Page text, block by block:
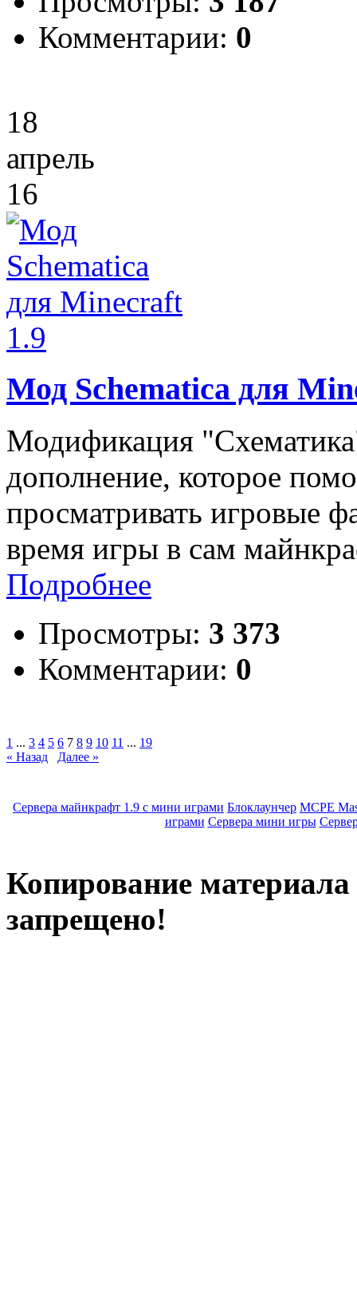
Комментарии: 0
18
апрель
16
Мод Schematica для
Модификация
дополнение, которое
просматривать игровые
время игры в сам
Подробнее
Просмотры: 3 373
Комментарии: 0
1 ... 3 4 5 6 7 8 9 10 11 ... 19
« Назад
Далее »
Сервера майнкрафт 1.9 с мини играми Блоклаунчер MCPE
играми Сервера мини игры
Копирование материала
запрещено!